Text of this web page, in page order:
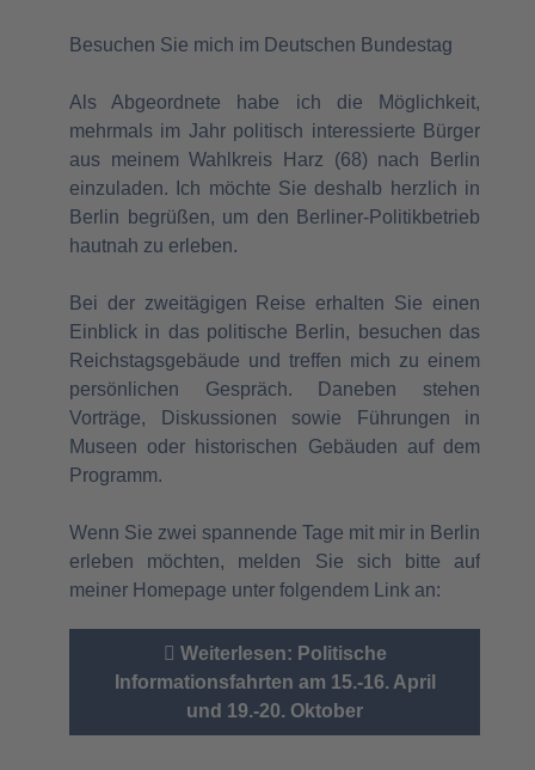
Besuchen Sie mich im Deutschen Bundestag
Als Abgeordnete habe ich die Möglichkeit,
mehrmals im Jahr politisch interessierte Bürger
aus meinem Wahlkreis Harz (68) nach Berlin
einzuladen. Ich möchte Sie deshalb herzlich in
Berlin begrüßen, um den Berliner-Politikbetrieb
hautnah zu erleben.
Bei der zweitägigen Reise erhalten Sie einen
Einblick in das politische Berlin, besuchen das
Reichstagsgebäude und treffen mich zu einem
persönlichen Gespräch. Daneben stehen
Vorträge, Diskussionen sowie Führungen in
Museen oder historischen Gebäuden auf dem
Programm.
Wenn Sie zwei spannende Tage mit mir in Berlin
erleben möchten, melden Sie sich bitte auf
meiner Homepage unter folgendem Link an:
Weiterlesen: Politische
Informationsfahrten am 15.-16. April
und 19.-20. Oktober